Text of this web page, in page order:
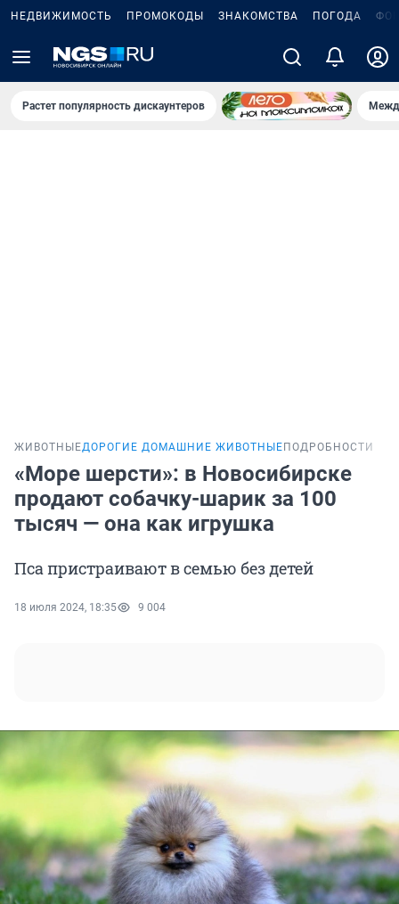
НЕДВИЖИМОСТЬ ПРОМОКОДЫ ЗНАКОМСТВА ПОГОДА
Растет популярность дискаунтеров
ЖИВОТНЫЕДОРОГИЕ ДОМАШНИЕ ЖИВОТНЫЕ ПОДРОБНОСТИ
«Море шерсти»: в Новосибирске
продают собачку-шарик за 100
тысяч — она как игрушка
Пса пристраивают в семью без детей
18 июля 2024, 18:35 9 004